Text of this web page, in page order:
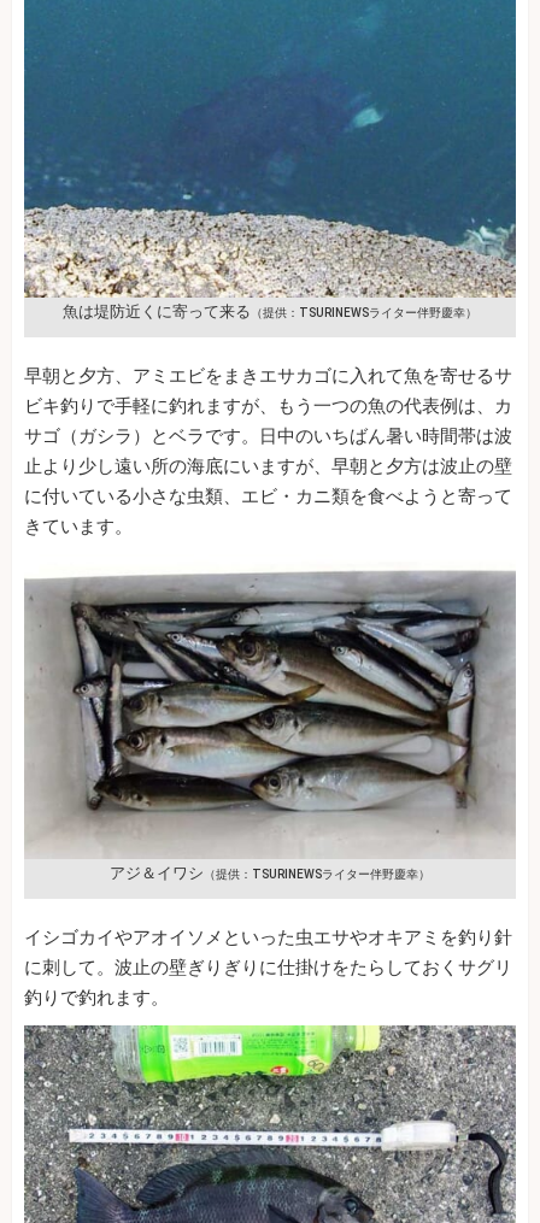
魚は堤防近くに寄って来る （提供：TSURINEWSライター伴野慶幸）
早朝と夕方、アミエビをまきエサカゴに入れて魚を寄せるサ
ビキ釣りで手軽に釣れますが、もう一つの魚の代表例は、カ
サゴ（ガシラ）とベラです。日中のいちばん暑い時間帯は波
止より少し遠い所の海底にいますが、早朝と夕方は波止の壁
に付いている小さな虫類、エビ・カニ類を食べようと寄って
きています。
アジ＆イワシ （提供：TSURINEWSライター伴野慶幸）
イシゴカイやアオイソメといった虫エサやオキアミを釣り針
に刺して。波止の壁ぎりぎりに仕掛けをたらしておくサグリ
釣りで釣れます。